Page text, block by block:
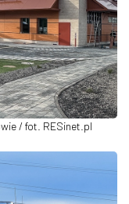
/ fot. RESinet.pl